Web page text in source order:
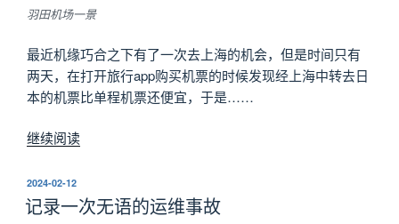
羽田机场一景
最近机缘巧合之下有了一次去上海的机会，但是时间只有
两天，在打开旅行app购买机票的时候发现经上海中转去日
本的机票比单程机票还便宜，于是……
继续阅读“羽
日
发
布
于
2024-02-12
记录一次无语的运维事故